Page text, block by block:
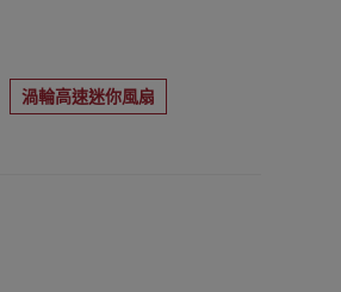
渦輪高速迷你風扇